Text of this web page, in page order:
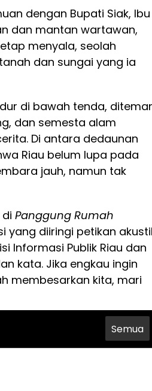
dengan Bupati Siak, Ibu
dan mantan wartawan,
menyala, seolah
dan sungai yang ia
di bawah tenda,
dan semesta alam
Di antara dedaunan
Riau belum lupa pada
jauh, namun tak
Panggung Rumah
yang diiringi petikan
Informasi Publik Riau dan
kata. Jika engkau ingin
membesarkan kita, mari
Semua